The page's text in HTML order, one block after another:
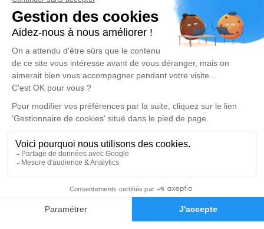
Demande de devis
Centre Funéraire Boudrier - La Verpillère
04 81 61 04 20
695, Rue de la République - 38290 - La Verpillière
4.8/5 - 98 avis
Centre Funéraire Boudrier - Bourgoin-Jallieu
04 74 28 22 44
31, Rue Lavoisier - 38300 - Bourgoin-Jallieu
4.6/5 - 442 avis
Nos Services
Demande de rendez-vous en